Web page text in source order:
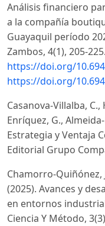
Análisis financiero
a la compañía
Guayaquil período
Zambos, 4(1), 205-225.
https://doi.org/
https://doi.org/
Casanova-Villalba,
Enríquez, G.,
Estrategia y Ventaja
Editorial Grupo
Chamorro-Quiñónez,
(2025). Avances y
en entornos
Ciencia Y Método,